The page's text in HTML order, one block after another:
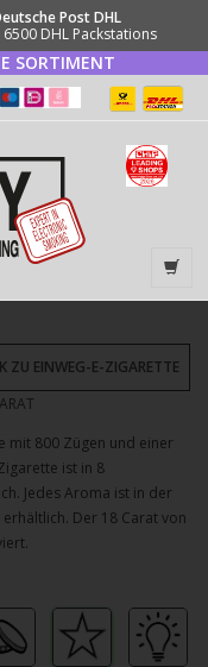
Post DHL
6500 DHL Packstations
SORTIMENT
ZU EINWEG-E-ZIGARETTE
mit 800 Zügen und einer
ist in 8
Jedes Aroma ist in der
Der 18 Carat von